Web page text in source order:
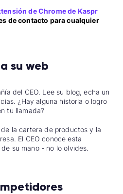
de Chrome de Kaspr
de contacto para cualquier
su web
del CEO. Lee su blog, echa un
¿Hay alguna historia o logro
tu llamada?
la cartera de productos y la
El CEO conoce esta
su mano - no lo olvides.